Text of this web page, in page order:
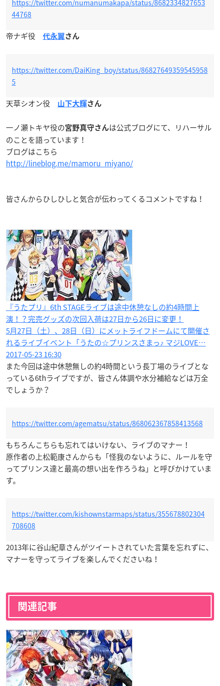
https://twitter.com/numanumakapa/status/8682334827653
44768
帝ナギ役 代永翼 さん
https://twitter.com/DaiKing_boy/status/86827649359545958
5
天草シオン役 山下大輝さん
一ノ瀬トキヤ役の宮野真守さんは公式ブログにて、リハーサル
のことを語っています！
ブログはこちら
http://lineblog.me/mamoru_miyano/
皆さんからひしひしと気合が伝わってくるコメントですね！
『うたプリ』6th STAGE​ライブは途中休憩なしの約4時間上
演！？完売グッズの次回入荷は27日から26日に変更！
5月27日（土）、28日（日）にメットライフドームにて開催さ
れるライブイベント「うたの☆プリンスさまっ♪ マジLOVE…
2017-05-23 16:30
また今回は途中休憩無しの約4時間という長丁場のライブとな
っている6thライブですが、皆さん体調や水分補給などは万全
でしょうか？
https://twitter.com/agematsu/status/868062367858413568
もちろんこちらも忘れてはいけない、ライブのマナー！
原作者の上松範康さんからも「怪我のないように、ルールを守
ってプリンス達と最高の想い出を作ろうね」と呼びかけていま
す。
https://twitter.com/kishownstarmaps/status/355678802304
708608
2013年に谷山紀章さんがツイートされていた言葉を忘れずに、
マナーを守ってライブを楽しんでくださいね！
関連記事